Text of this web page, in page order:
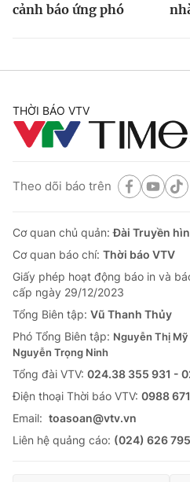
cảnh báo ứng phó
THỜI BÁO VTV
Theo dõi báo trên
Cơ quan chủ quản:Đài Truyền
Cơ quan báo chí: Thời báo VTV
Giấy phép hoạt động báo in và
cấp ngày 29/12/2023
Tổng Biên tập: Vũ Thanh Thủy
Phó Tổng Biên tập: Nguyễn Thị Mỹ
Nguyễn Trọng Ninh
Tổng đài VTV: 024.38 355 931 -
Ðiện thoại Thời báo VTV: 0988
Email: toasoan@vtv.vn
Liên hệ quảng cáo: (024) 626